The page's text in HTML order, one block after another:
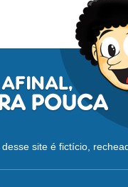
site é fictício,